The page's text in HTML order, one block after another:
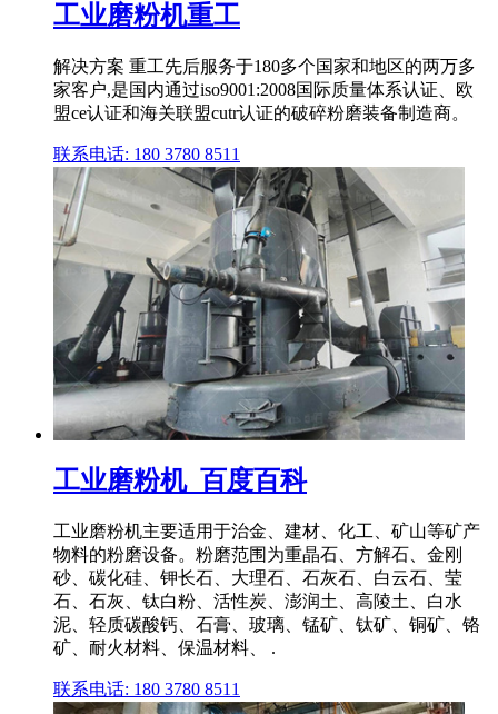
工业磨粉机重工
解决方案 重工先后服务于180多个国家和地区的两万多
家客户,是国内通过iso9001:2008国际质量体系认证、欧
盟ce认证和海关联盟cutr认证的破碎粉磨装备制造商。
联系电话: 180 3780 8511
工业磨粉机_百度百科
工业磨粉机主要适用于治金、建材、化工、矿山等矿产
物料的粉磨设备。粉磨范围为重晶石、方解石、金刚
砂、碳化硅、钾长石、大理石、石灰石、白云石、莹
石、石灰、钛白粉、活性炭、澎润土、高陵土、白水
泥、轻质碳酸钙、石膏、玻璃、锰矿、钛矿、铜矿、铬
矿、耐火材料、保温材料、 .
联系电话: 180 3780 8511